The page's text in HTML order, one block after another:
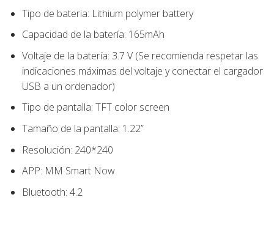
Tipo de bateria: Lithium polymer battery
Capacidad de la batería: 165mAh
Voltaje de la batería: 3.7 V (Se recomienda respetar las
indicaciones máximas del voltaje y conectar el cargador
USB a un ordenador)
Tipo de pantalla: TFT color screen
Tamaño de la pantalla: 1.22”
Resolución: 240*240
APP: MM Smart Now
Bluetooth: 4.2